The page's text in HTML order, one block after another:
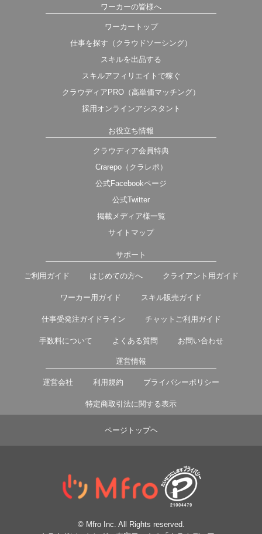
ワーカーの皆様へ
ワーカートップ
仕事を探す（クラウドソーシング）
スキルを出品する
スキルアフィリエイトで稼ぐ
クラウディアPRO（高単価マッチング）
採用オンラインアシスタント
お役立ち情報
クラウディア会員特典
Crarepo（クラレポ）
公式Facebookページ
公式Twitter
掲載メディア様一覧
サイトマップ
サポート
ご利用ガイド はじめての方へ クライアント用ガイド
ワーカー用ガイド スキル販売ガイド
仕事受発注ガイドライン チャットご利用ガイド
手数料について よくある質問 お問い合わせ
運営情報
運営会社 利用規約 プライバシーポリシー
特定商取引法に関する表示
ページトップヘ
© Mfro Inc. All Rights reserved.